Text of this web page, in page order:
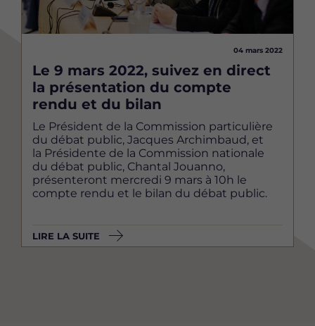
04 mars 2022
Le 9 mars 2022, suivez en direct
la présentation du compte
rendu et du bilan
Le Président de la Commission particulière
du débat public, Jacques Archimbaud, et
la Présidente de la Commission nationale
du débat public, Chantal Jouanno,
présenteront mercredi 9 mars à 10h le
compte rendu et le bilan du débat public.
LIRE LA SUITE